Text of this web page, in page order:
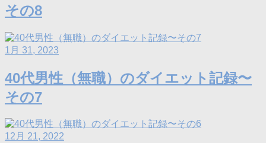
その8
1月 31, 2023
40代男性（無職）のダイエット記録〜
その7
12月 21, 2022